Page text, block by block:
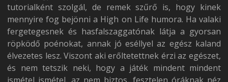
tutorialként szolgál, de remek szűrő is, hogy kinek
mennyire fog bejönni a High on Life humora. Ha valaki
fergetegesnek és hasfalszaggatónak látja a gyorsan
röpködő poénokat, annak jó eséllyel az egész kaland
élvezetes lesz. Viszont aki erőltetettnek érzi az egészet,
és nem tetszik neki, hogy a játék mindent mindent